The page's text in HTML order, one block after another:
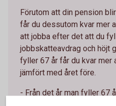
Förutom att din pension
får du dessutom kvar mer
att jobba efter det att du
jobbskatteavdrag och höjt
fyller 67 år får du kvar mer
jämfört med året före.
- Från det år man fyller 67